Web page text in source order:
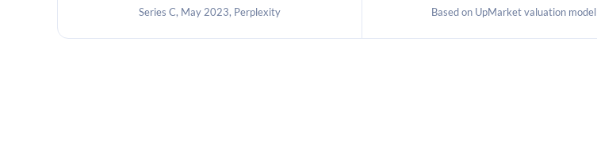
Series C, May 2023, Perplexity Based on UpMarket valuation model